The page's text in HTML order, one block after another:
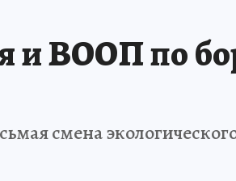
и ВООП по
смена